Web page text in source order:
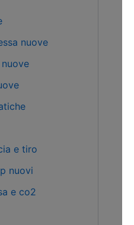
nuove
e tiro
nuovi
e co2